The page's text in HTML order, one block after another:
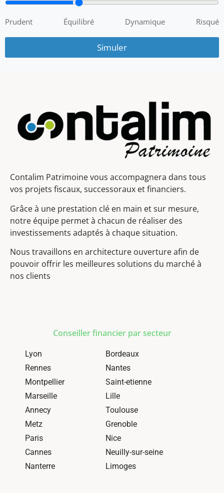
Prudent Équilibré Dynamique Risqué
Simuler
Contalim Patrimoine vous accompagnera dans tous
vos projets fiscaux, successoraux et financiers.
Grâce à une prestation clé en main et sur mesure,
notre équipe permet à chacun de réaliser des
investissements adaptés à chaque situation.
Nous travaillons en architecture ouverture afin de
pouvoir offrir les meilleures solutions du marché à
nos clients
Conseiller financier par secteur
Lyon
Bordeaux
Rennes
Nantes
Montpellier
Saint-etienne
Marseille
Lille
Annecy
Toulouse
Metz
Grenoble
Paris
Nice
Cannes
Neuilly-sur-seine
Nanterre
Limoges